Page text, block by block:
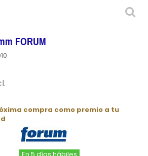
FORUM
compra como premio a tu